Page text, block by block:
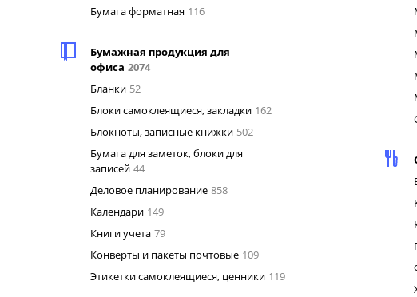
Бумага форматная 116
Бумажная продукция для
офиса 2074
Бланки 52
Блоки самоклеящиеся, закладки 162
Блокноты, записные книжки 502
Бумага для заметок, блоки для
записей 44
Деловое планирование 858
Календари 149
Книги учета 79
Конверты и пакеты почтовые 109
Этикетки самоклеящиеся, ценники 119